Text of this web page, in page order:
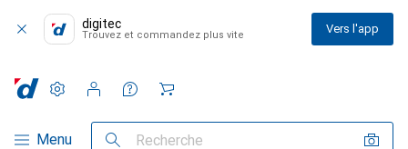
digitec
Trouvez et commandez plus vite Vers l'app
Navigation par catégorie
Menu Recherche
Paramètres
Compte client
Listes de comparaison
Listes d'envies
Panier